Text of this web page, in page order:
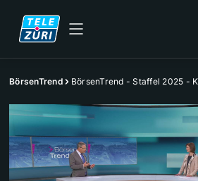
BörsenTrend BörsenTrend - Staffel 2025 -